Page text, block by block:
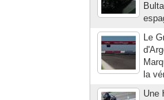
Le
la
Une